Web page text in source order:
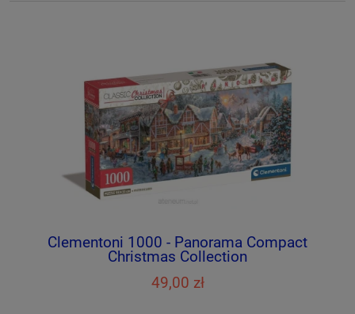
Clementoni 1000 - Panorama Compact
Christmas Collection
49,00 zł